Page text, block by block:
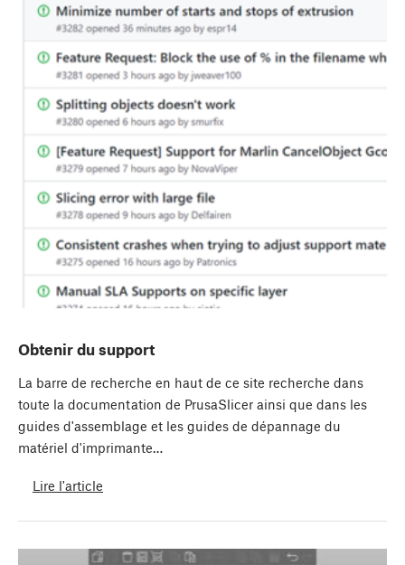
Obtenir du support
La barre de recherche en haut de ce site recherche dans
toute la documentation de PrusaSlicer ainsi que dans les
guides d'assemblage et les guides de dépannage du
matériel d'imprimante…
Lire l'article